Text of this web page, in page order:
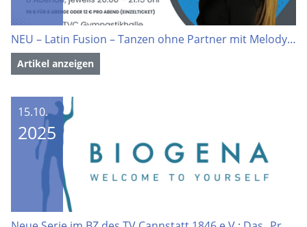
NEU – Latin Fusion – Tanzen ohne Partner mit Melody Badt
Artikel anzeigen
15.10.
2025